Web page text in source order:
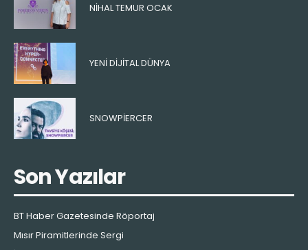
NIHAL TEMUR OCAK
YENI DIJITAL DÜNYA
SNOWPIERCER
Son Yazılar
BT Haber Gazetesinde Röportaj
Mısır Piramitlerinde Sergi